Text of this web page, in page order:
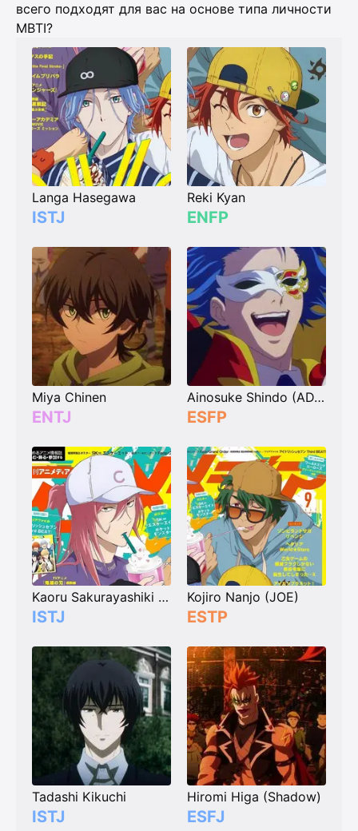
всего подходят для вас на основе типа личности
MBTI?
Langa Hasegawa
ISTJ
Reki Kyan
ENFP
Miya Chinen
ENTJ
Ainosuke Shindo (ADAM)
ESFP
Kaoru Sakurayashiki (Cherry Blossom)
ISTJ
Kojiro Nanjo (JOE)
ESTP
Tadashi Kikuchi
ISTJ
Hiromi Higa (Shadow)
ESFJ